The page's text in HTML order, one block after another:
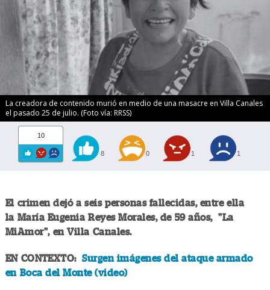
La creadora de contenido murió en medio de una masacre en Villa Canales
el pasado 25 de julio. (Foto vía: RRSS)
10
8 0 1 1
El crimen dejó a seis personas fallecidas, entre ella
la María Eugenia Reyes Morales, de 59 años, "La
MiAmor", en Villa Canales.
EN CONTEXTO:Surgen imágenes del ataque armado
en Boca del Monte (video)